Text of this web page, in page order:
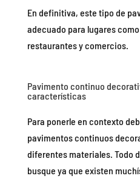
En definitiva, este tipo de
adecuado para lugares
restaurantes y comercios.
Pavimento continuo
características
Para ponerle en contexto
pavimentos continuos
diferentes materiales. Todo
busque ya que existen